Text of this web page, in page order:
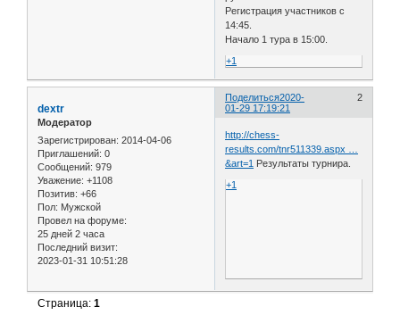
Регистрация участников с
14:45.
Начало 1 тура в 15:00.
+1
Поделиться 2
2020-
01-29 17:19:21
dextr
Модератор
Зарегистрирован: 2014-04-06
Приглашений: 0
Сообщений: 979
Уважение: +1108
Позитив: +66
Пол: Мужской
Провел на форуме:
25 дней 2 часа
Последний визит:
2023-01-31 10:51:28
http://chess-
results.com/tnr511339.aspx …
&art=1 Результаты турнира.
+1
Страница:1